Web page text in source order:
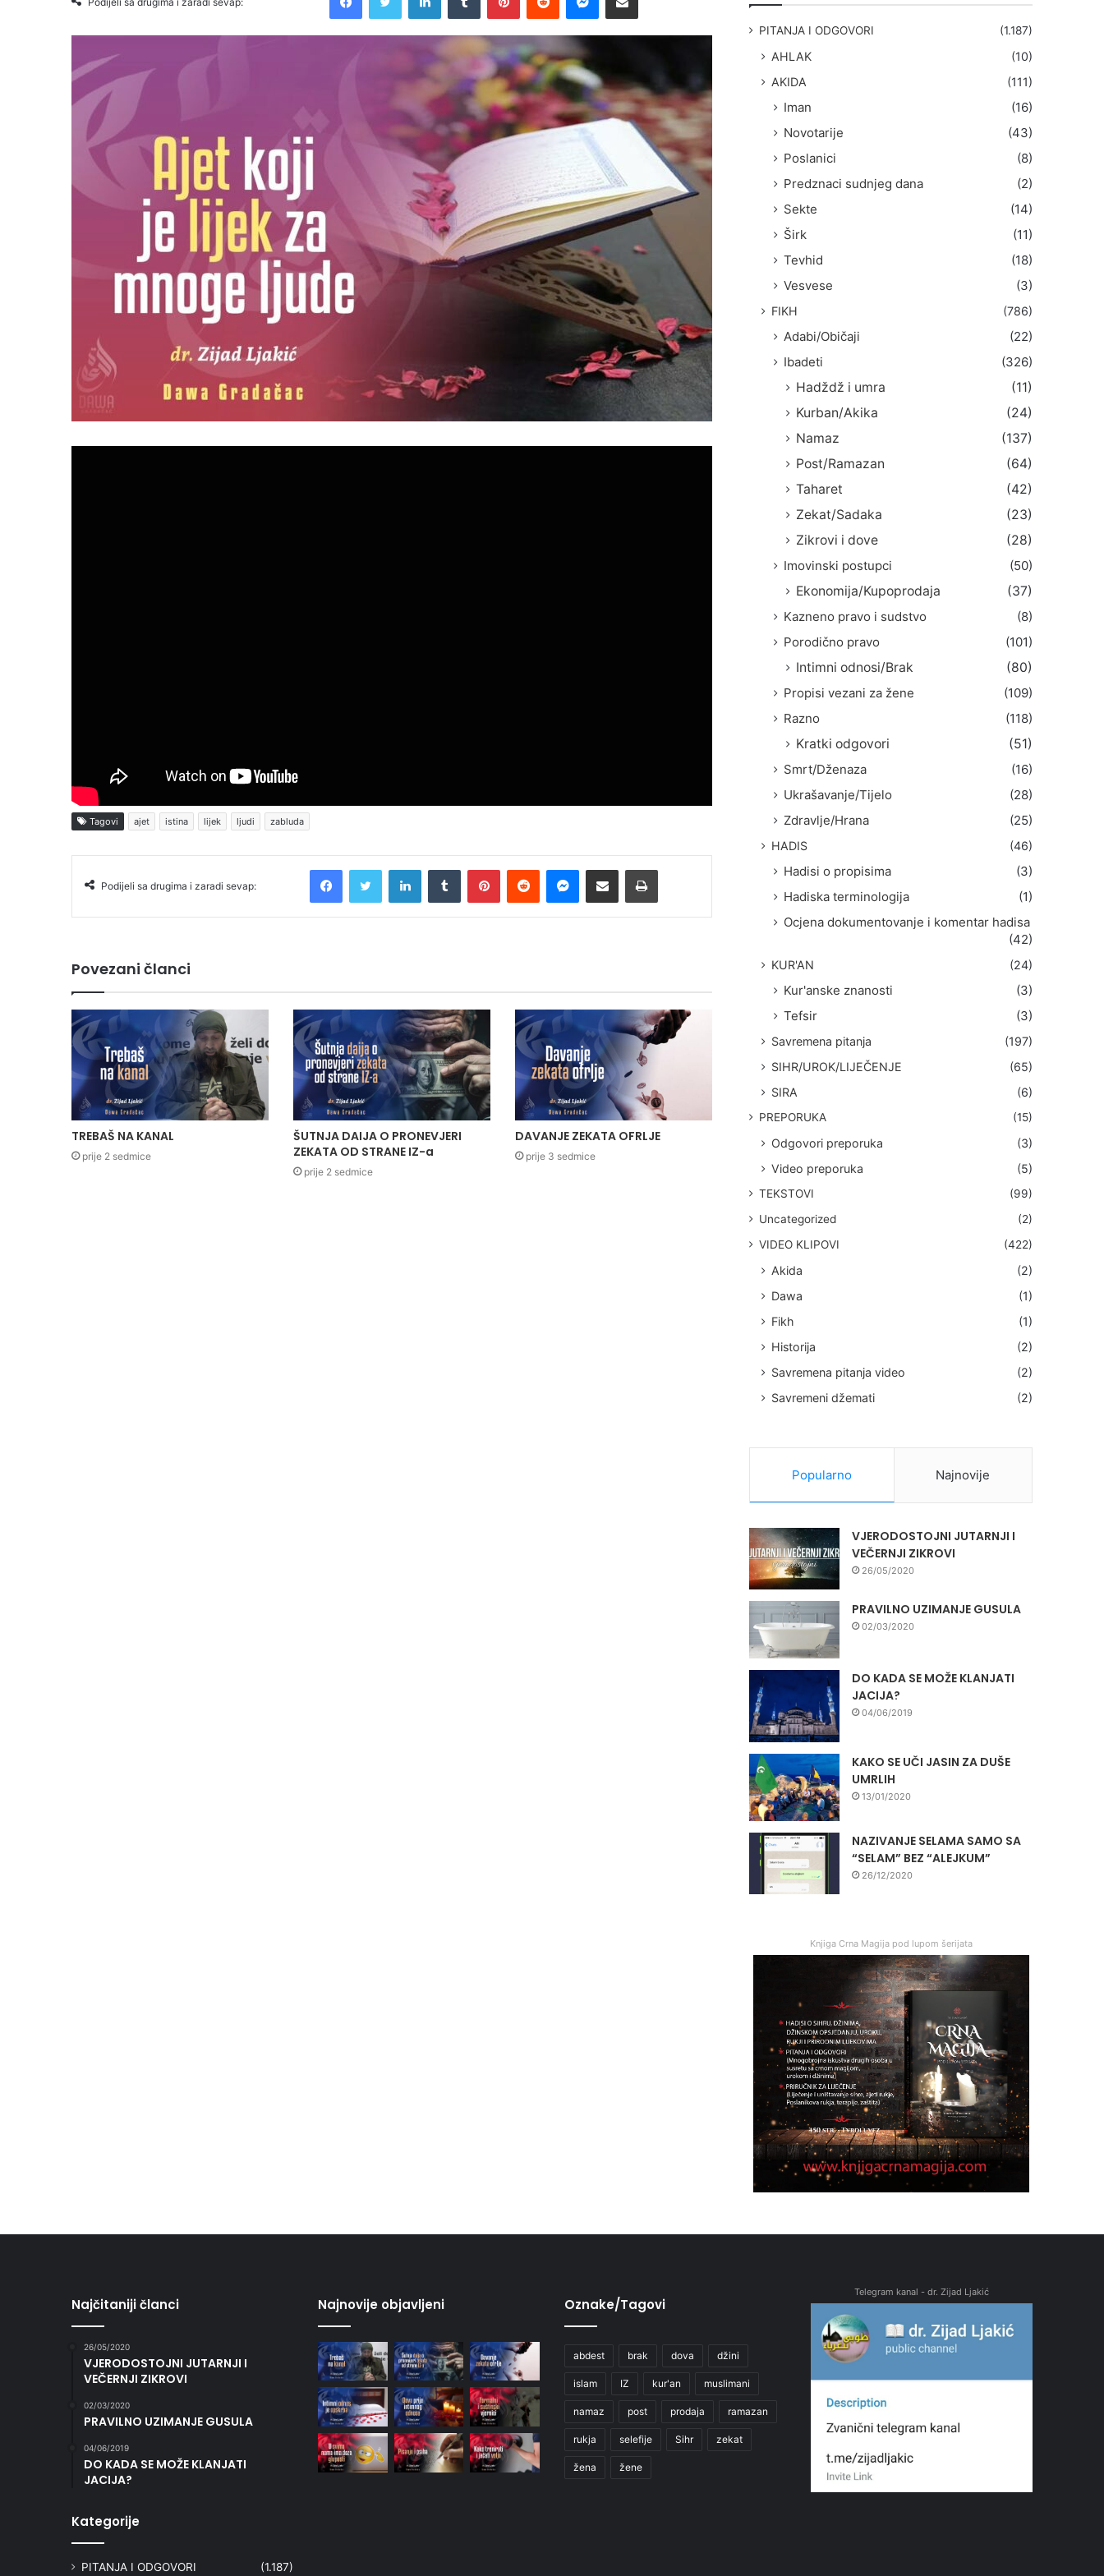
Tagovi ajet istina lijek ljudi zabluda
Podijeli sa drugima i zaradi sevap:
Povezani članci
TREBAŠ NA KANAL
prije 2 sedmice
ŠUTNJA DAIJA O PRONEVJERI
ZEKATA OD STRANE IZ-a
prije 2 sedmice
DAVANJE ZEKATA OFRLJE
prije 3 sedmice
PITANJA I ODGOVORI (1.187)
AHLAK
(10)
AKIDA
(111)
Iman
(16)
Novotarije
(43)
Poslanici
(8)
Predznaci sudnjeg dana
(2)
Sekte
(14)
Širk
(11)
Tevhid
(18)
Vesvese
(3)
FIKH (786)
Adabi/Običaji
(22)
Ibadeti
(326)
Hadždž i umra
(11)
Kurban/Akika
(24)
Namaz
(137)
Post/Ramazan
(64)
Taharet
(42)
Zekat/Sadaka
(23)
Zikrovi i dove
(28)
Imovinski postupci
(50)
Ekonomija/Kupoprodaja
(37)
Kazneno pravo i sudstvo
(8)
Porodično pravo
(101)
Intimni odnosi/Brak
(80)
Propisi vezani za žene
(109)
Razno
(118)
Kratki odgovori
(51)
Smrt/Dženaza
(16)
Ukrašavanje/Tijelo
(28)
Zdravlje/Hrana
(25)
HADIS (46)
Hadisi o propisima
(3)
Hadiska terminologija
(1)
Ocjena dokumentovanje i komentar hadisa
(42)
KUR'AN (24)
Kur'anske znanosti
(3)
Tefsir
(3)
Savremena pitanja
(197)
SIHR/UROK/LIJEČENJE
(65)
SIRA
(6)
PREPORUKA (15)
Odgovori preporuka
(3)
Video preporuka
(5)
TEKSTOVI
(99)
Uncategorized
(2)
VIDEO KLIPOVI
(422)
Akida
(2)
Dawa
(1)
Fikh
(1)
Historija
(2)
Savremena pitanja video
(2)
Savremeni džemati
(2)
Popularno Najnovije
VJERODOSTOJNI JUTARNJI I
VEČERNJI ZIKROVI
26/05/2020
PRAVILNO UZIMANJE GUSULA
02/03/2020
DO KADA SE MOŽE KLANJATI
JACIJA?
04/06/2019
KAKO SE UČI JASIN ZA DUŠE
UMRLIH
13/01/2020
NAZIVANJE SELAMA SAMO SA
“SELAM” BEZ “ALEJKUM”
26/12/2020
Knjiga Crna Magija pod lupom šerijata
Najčitaniji članci
26/05/2020
VJERODOSTOJNI JUTARNJI I
VEČERNJI ZIKROVI
02/03/2020
PRAVILNO UZIMANJE GUSULA
04/06/2019
DO KADA SE MOŽE KLANJATI
JACIJA?
Kategorije
PITANJA I ODGOVORI (1.187)
Najnovije objavljeni Oznake/Tagovi
abdest brak dova džini
islam IZ kur'an muslimani
namaz post prodaja ramazan
rukja selefije Sihr zekat
žena žene
Telegram kanal - dr. Zijad Ljakić